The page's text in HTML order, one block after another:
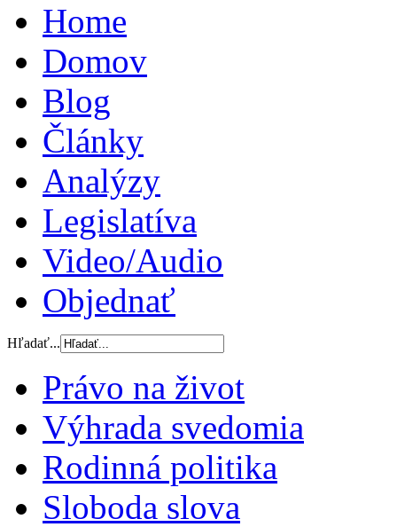
Home
Domov
Blog
Články
Analýzy
Legislatíva
Video/Audio
Objednať
Hľadať...
Právo na život
Výhrada svedomia
Rodinná politika
Sloboda slova